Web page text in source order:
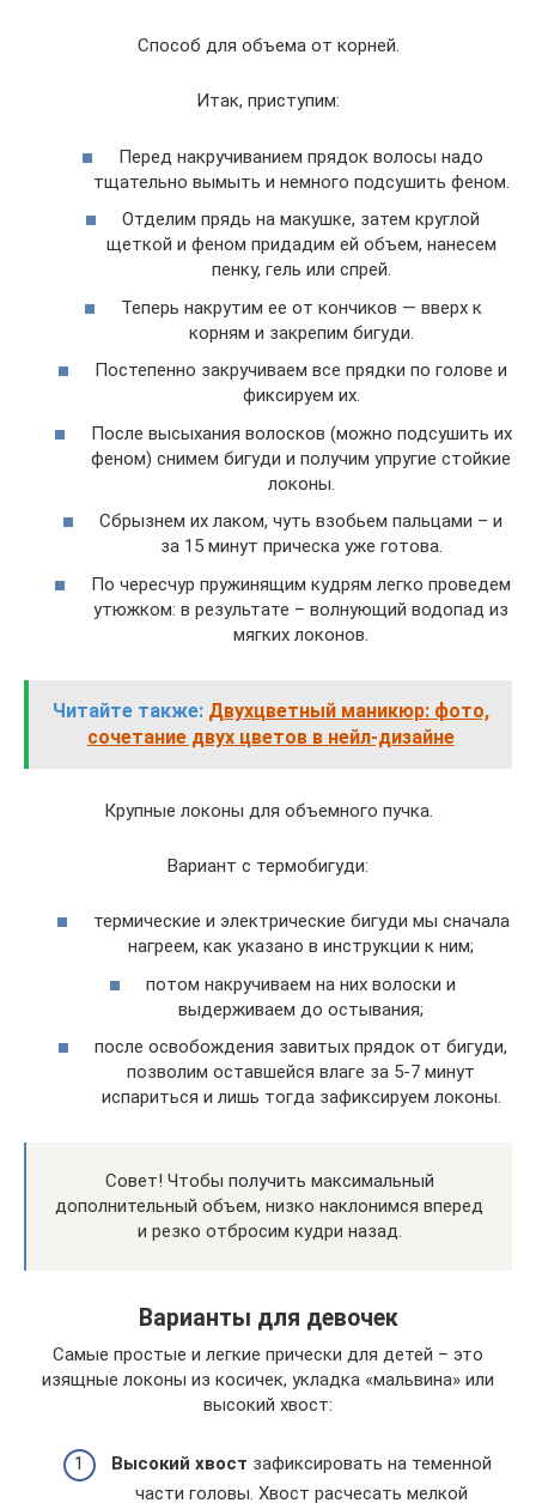
Способ для объема от корней.
Итак, приступим:
Перед накручиванием прядок волосы надо
тщательно вымыть и немного подсушить феном.
Отделим прядь на макушке, затем круглой
щеткой и феном придадим ей объем, нанесем
пенку, гель или спрей.
Теперь накрутим ее от кончиков — вверх к
корням и закрепим бигуди.
Постепенно закручиваем все прядки по голове и
фиксируем их.
После высыхания волосков (можно подсушить их
феном) снимем бигуди и получим упругие стойкие
локоны.
Сбрызнем их лаком, чуть взобьем пальцами – и
за 15 минут прическа уже готова.
По чересчур пружинящим кудрям легко проведем
утюжком: в результате – волнующий водопад из
мягких локонов.
Читайте также: Двухцветный маникюр: фото,
сочетание двух цветов в нейл-дизайне
Крупные локоны для объемного пучка.
Вариант с термобигуди:
термические и электрические бигуди мы сначала
нагреем, как указано в инструкции к ним;
потом накручиваем на них волоски и
выдерживаем до остывания;
после освобождения завитых прядок от бигуди,
позволим оставшейся влаге за 5-7 минут
испариться и лишь тогда зафиксируем локоны.
Совет! Чтобы получить максимальный
дополнительный объем, низко наклонимся вперед
и резко отбросим кудри назад.
Варианты для девочек
Самые простые и легкие прически для детей – это
изящные локоны из косичек, укладка «мальвина» или
высокий хвост:
Высокий хвост зафиксировать на теменной
части головы. Хвост расчесать мелкой